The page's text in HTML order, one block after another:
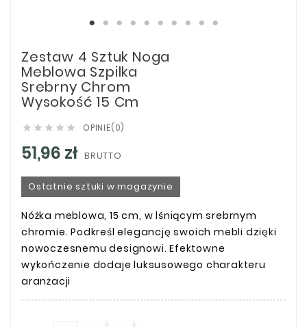
Zestaw 4 Sztuk Noga
Meblowa Szpilka
Srebrny Chrom
Wysokość 15 Cm
     OPINIE(0)
51,96 zł BRUTTO
Ostatnie sztuki w magazynie
Nóżka meblowa, 15 cm, w lśniącym srebrnym
chromie. Podkreśl elegancję swoich mebli dzięki
nowoczesnemu designowi. Efektowne
wykończenie dodaje luksusowego charakteru
aranżacji